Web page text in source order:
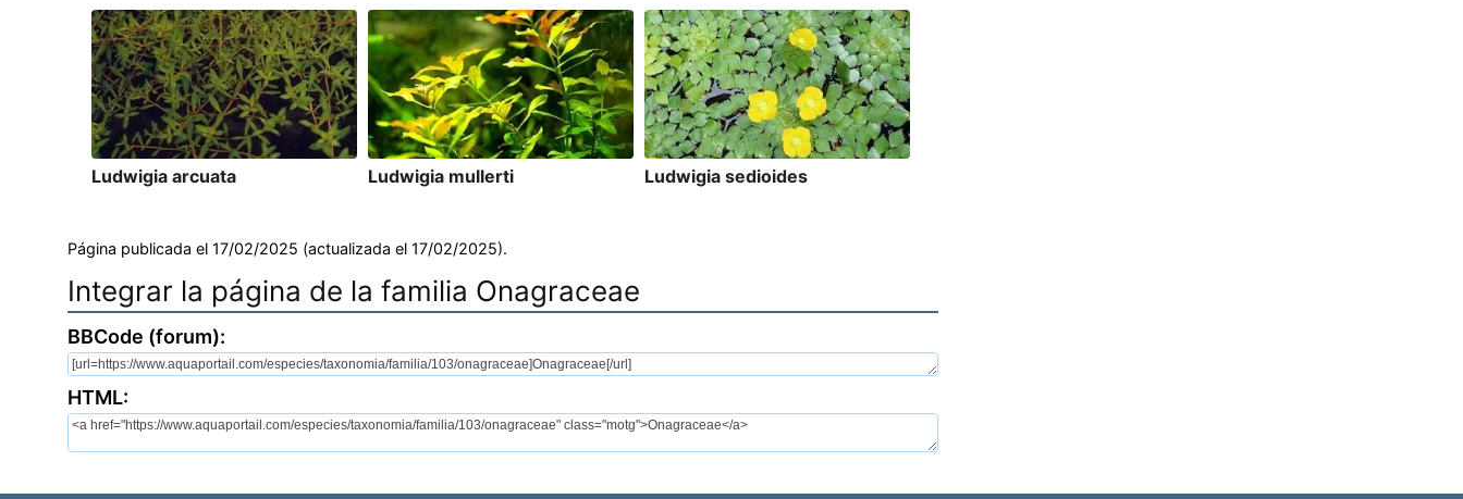
Ludwigia arcuata Ludwigia mullerti Ludwigia sedioides
Página publicada el 17/02/2025 (actualizada el 17/02/2025).
Integrar la página de la familia Onagraceae
BBCode (forum):
HTML: